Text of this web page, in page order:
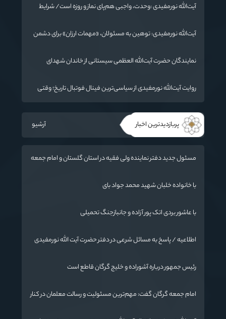
آیت‌الله نورمفیدی :وحدت، واجبی هم‌پای نماز و روزه است/ شرایط
آیت‌الله نورمفیدی: توهین به مسئولان، «مهمات ارزان» برای دشمن
نمایندگان حضرت آیت‌الله العظمی سیستانی از خاندان شهدای
روایت آیت‌الله نورمفیدی از سیاسی‌ترین فینال فوتبال تاریخ؛ وقتی
پربازدیدترین اخبار آرشیو
مسئول جدید دفتر نماینده ولی فقیه در استان گلستان و امام جمعه
با خانواده خلبان شهید محمد جواد بای
با عاشور بردی اتک پور آزاده و جانبازجنگ تحمیلی
اطلاعیه / پاسخ به مسائل شرعی در دفتر حضرت آیت الله نورمفیدی
رئیس جمهور درباره آشوراده و خلیج گرگان قاطع است
امام جمعه گرگان گفت: مهم‌ترین مسئولیت و رسالت معلمان در کنار
مفید برای آینده ایران اسلامی است.